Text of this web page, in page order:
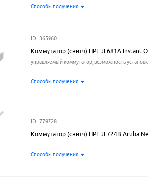
Способы получения
ID: 365960
Коммутатор (свитч) HPE JL681A Instant
управляемый коммутатор, возможность
Способы получения
ID: 779728
Коммутатор (свитч) HPE JL724B Aruba
Способы получения